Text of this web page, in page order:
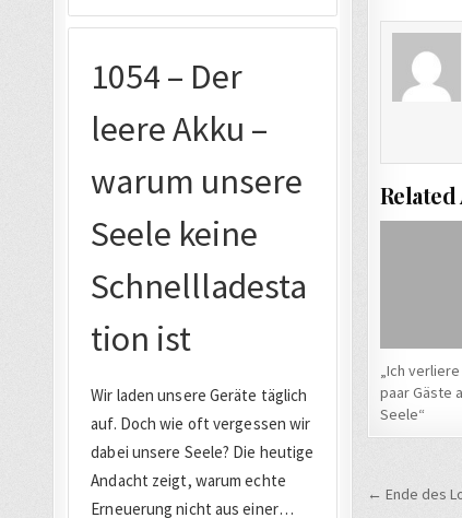
„Ich
paar Gäste
Seele“
← Ende des